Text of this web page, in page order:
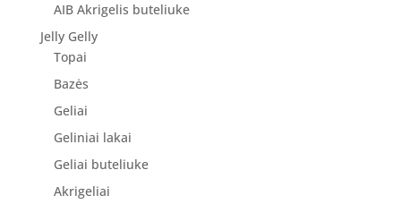
AIB Akrigelis buteliuke
Jelly Gelly
Topai
Bazės
Geliai
Geliniai lakai
Geliai buteliuke
Akrigeliai